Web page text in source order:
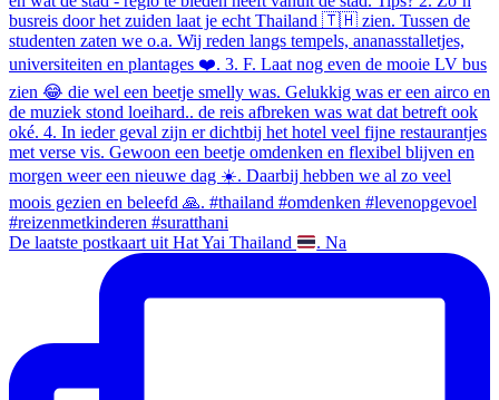
De laatste postkaart uit Hat Yai Thailand . Na